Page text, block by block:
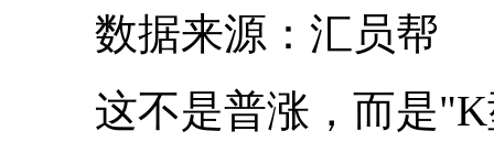
数据来源：汇员帮
这不是普涨，而是"K